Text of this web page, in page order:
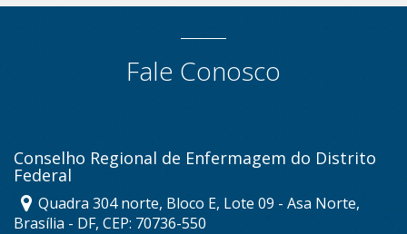
Fale Conosco
Conselho Regional de Enfermagem do Distrito
Federal
Quadra 304 norte, Bloco E, Lote 09 - Asa Norte,
Brasília - DF, CEP: 70736-550